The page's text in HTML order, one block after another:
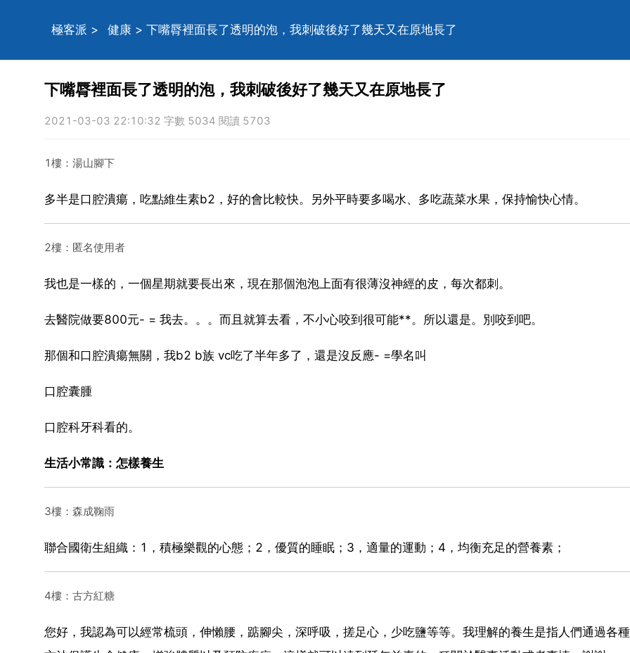
極客派 > 健康 > 下嘴脣裡面長了透明的泡，我刺破後好了幾天又在原地長了
下嘴脣裡面長了透明的泡，我刺破後好了幾天又在原地長了
2021-03-03 22:10:32 字數 5034 閱讀 5703
1樓：湯山腳下
多半是口腔潰瘍，吃點維生素b2，好的會比較快。另外平時要多喝水、多吃蔬菜水果，保持愉快心情。
2樓：匿名使用者
我也是一樣的，一個星期就要長出來，現在那個泡泡上面有很薄沒神經的皮，每次都刺。
去醫院做要800元- = 我去。。。而且就算去看，不小心咬到很可能**。所以還是。別咬到吧。
那個和口腔潰瘍無關，我b2 b族 vc吃了半年多了，還是沒反應- =學名叫
口腔囊腫
口腔科牙科看的。
生活小常識：怎樣養生
3樓：森成鞠雨
聯合國衛生組織：1，積極樂觀的心態；2，優質的睡眠；3，適量的運動；4，均衡充足的營養素；
4樓：古方紅糖
您好，我認為可以經常梳頭，伸懶腰，踮腳尖，深呼吸，搓足心，少吃鹽等等。我理解的養生是指人們通過各